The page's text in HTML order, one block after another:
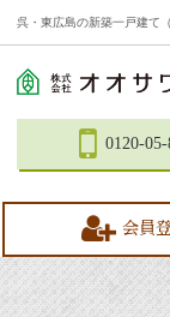
呉・東広島の新築一戸建て
0120-
会員